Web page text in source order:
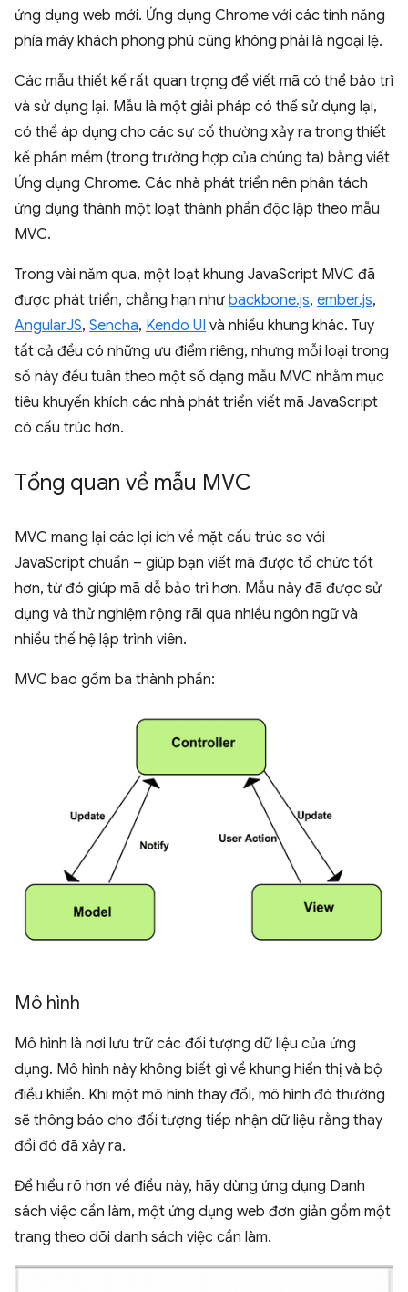
ứng dụng web mới. Ứng dụng Chrome với các tính năng
phía máy khách phong phú cũng không phải là ngoại lệ.
Các mẫu thiết kế rất quan trọng để viết mã có thể bảo trì
và sử dụng lại. Mẫu là một giải pháp có thể sử dụng lại,
có thể áp dụng cho các sự cố thường xảy ra trong thiết
kế phần mềm (trong trường hợp của chúng ta) bằng viết
Ứng dụng Chrome. Các nhà phát triển nên phân tách
ứng dụng thành một loạt thành phần độc lập theo mẫu
MVC.
Trong vài năm qua, một loạt khung JavaScript MVC đã
được phát triển, chẳng hạn như backbone.js, ember.js,
AngularJS, Sencha, Kendo UI và nhiều khung khác. Tuy
tất cả đều có những ưu điểm riêng, nhưng mỗi loại trong
số này đều tuân theo một số dạng mẫu MVC nhằm mục
tiêu khuyến khích các nhà phát triển viết mã JavaScript
có cấu trúc hơn.
Tổng quan về mẫu MVC
MVC mang lại các lợi ích về mặt cấu trúc so với
JavaScript chuẩn – giúp bạn viết mã được tổ chức tốt
hơn, từ đó giúp mã dễ bảo trì hơn. Mẫu này đã được sử
dụng và thử nghiệm rộng rãi qua nhiều ngôn ngữ và
nhiều thế hệ lập trình viên.
MVC bao gồm ba thành phần:
Mô hình
Mô hình là nơi lưu trữ các đối tượng dữ liệu của ứng
dụng. Mô hình này không biết gì về khung hiển thị và bộ
điều khiển. Khi một mô hình thay đổi, mô hình đó thường
sẽ thông báo cho đối tượng tiếp nhận dữ liệu rằng thay
đổi đó đã xảy ra.
Để hiểu rõ hơn về điều này, hãy dùng ứng dụng Danh
sách việc cần làm, một ứng dụng web đơn giản gồm một
trang theo dõi danh sách việc cần làm.